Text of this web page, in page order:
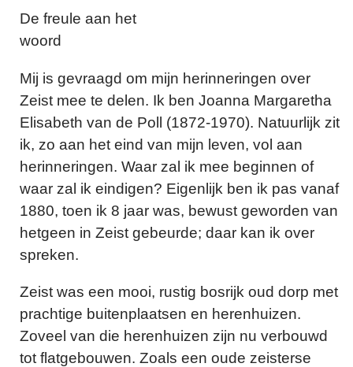
De freule aan het
woord
Mij is gevraagd om mijn herinneringen over
Zeist mee te delen. Ik ben Joanna Margaretha
Elisabeth van de Poll (1872-1970). Natuurlijk zit
ik, zo aan het eind van mijn leven, vol aan
herinneringen. Waar zal ik mee beginnen of
waar zal ik eindigen? Eigenlijk ben ik pas vanaf
1880, toen ik 8 jaar was, bewust geworden van
hetgeen in Zeist gebeurde; daar kan ik over
spreken.
Zeist was een mooi, rustig bosrijk oud dorp met
prachtige buitenplaatsen en herenhuizen.
Zoveel van die herenhuizen zijn nu verbouwd
tot flatgebouwen. Zoals een oude zeisterse